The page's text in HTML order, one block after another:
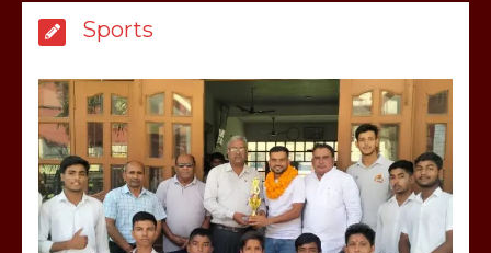
होलिका रखने पर लात मार कर होलिका को किया
तहस नहस,मोहल्ले वालों के साथ की गई गाली
गलोच ,कहा अगर रखी गई होली तो होगा खून
खराबा,
March 11, 2025
Sports